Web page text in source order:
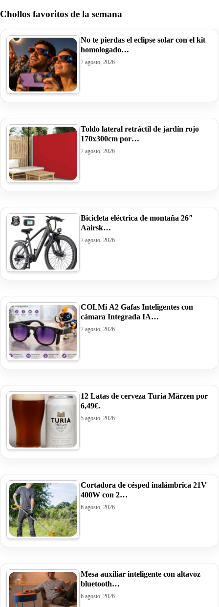
Chollos favoritos de la semana
No te pierdas el eclipse solar con el kit
homologado…
7 agosto, 2026
Toldo lateral retráctil de jardín rojo
170x300cm por…
7 agosto, 2026
Bicicleta eléctrica de montaña 26″
Aairsk…
7 agosto, 2026
COLMi A2 Gafas Inteligentes con
cámara Integrada IA…
7 agosto, 2026
12 Latas de cerveza Turia Märzen por
6,49€.
5 agosto, 2026
Cortadora de césped inalámbrica 21V
400W con 2…
6 agosto, 2026
Mesa auxiliar inteligente con altavoz
bluetooth…
6 agosto, 2026